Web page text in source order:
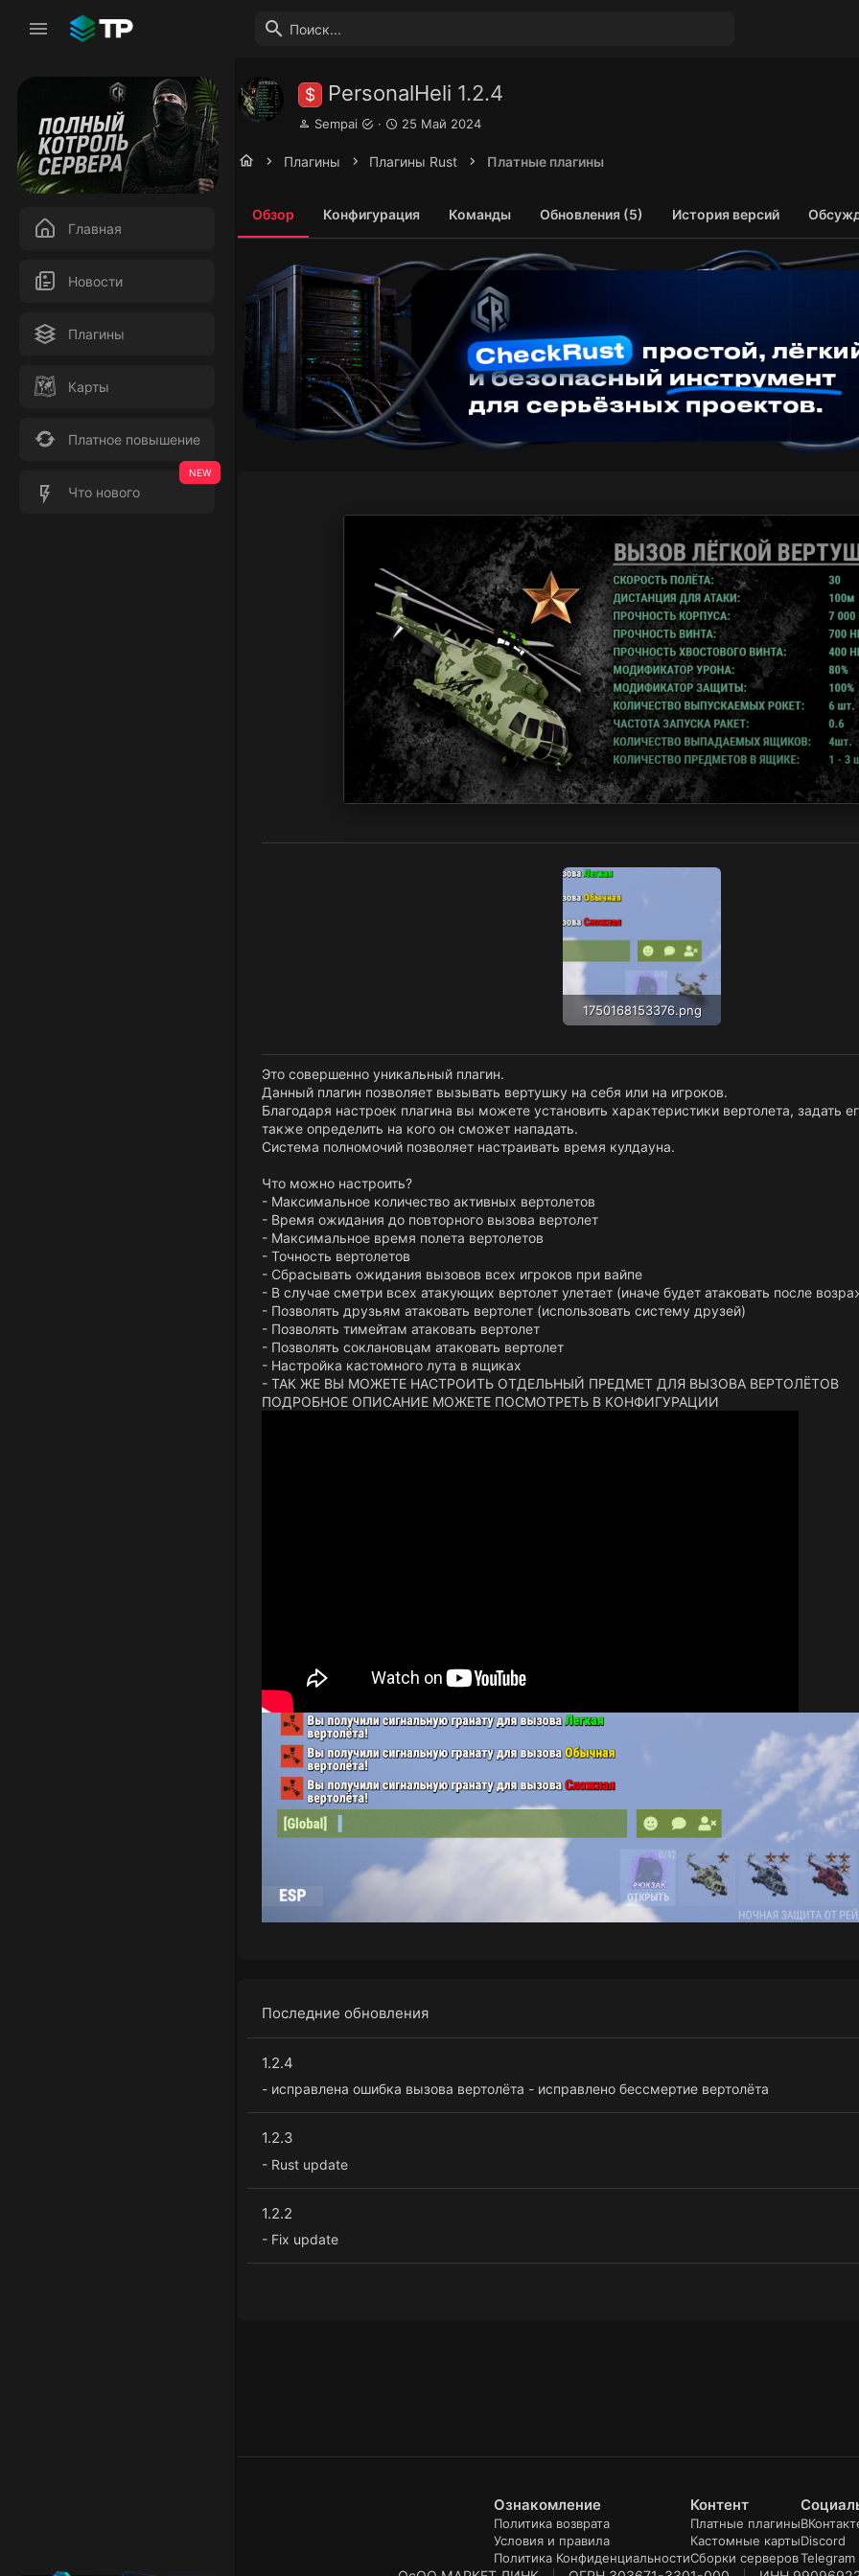
Главная
Новости
Плагины
Карты
Платное повышение
Что нового
$ PersonalHeli 1.2.4
А
т
Sempai
Д
т
о
з
д
а
и
я
25 Май 2024
Плагины Плагины Rust Платные плагины
Обзор Конфигурация Команды Обновления (5) История версий
1750168153376.png
Это совершенно уникальный плагин.
Данный плагин позволяет вызывать вертушку на себя или на игроков.
Благодаря настроек плагина вы можете установить характеристики вертолета, задать
также определить на кого он сможет нападать.
Система полномочий позволяет настраивать время кулдауна.
Что можно настроить?
- Максимальное количество активных вертолетов
- Время ожидания до повторного вызова вертолет
- Максимальное время полета вертолетов
- Точность вертолетов
- Сбрасывать ожидания вызовов всех игроков при вайпе
- В случае сметри всех атакующих вертолет улетает (иначе будет атаковать после
- Позволять друзьям атаковать вертолет (использовать систему друзей)
- Позволять тимейтам атаковать вертолет
- Позволять соклановцам атаковать вертолет
- Настройка кастомного лута в ящиках
- ТАК ЖЕ ВЫ МОЖЕТЕ НАСТРОИТЬ ОТДЕЛЬНЫЙ ПРЕДМЕТ ДЛЯ ВЫЗОВА ВЕРТОЛЁТОВ
ПОДРОБНОЕ ОПИСАНИЕ МОЖЕТЕ ПОСМОТРЕТЬ В КОНФИГУРАЦИИ
Последние обновления
1.2.4
- исправлена ошибка вызова вертолёта - исправлено бессмертие вертолёта
1.2.3
- Rust update
1.2.2
- Fix update
Ознакомление
Политика возврата
Условия и правила
Политика Конфиденциальности
Контент
Платные плагины
Кастомные карты
Сборки серверов
Discord
Telegram